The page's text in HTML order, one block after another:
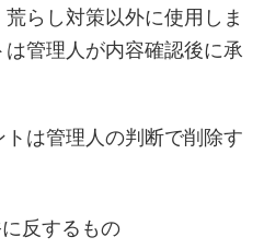
らし対策以外に使用しま
管理人が内容確認後に承
は管理人の判断で削除す
反するもの